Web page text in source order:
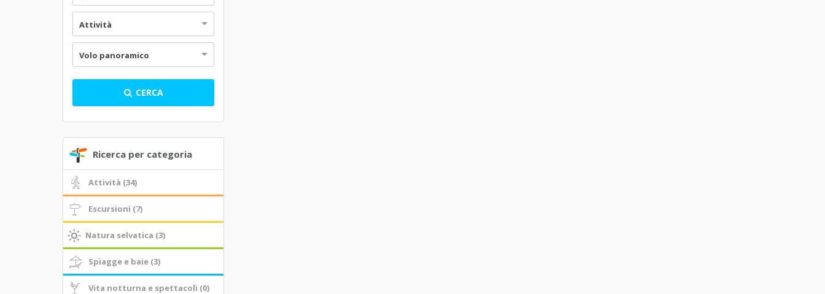
Attività
Volo panoramico
CERCA
Ricerca per categoria
Attività (34)
Escursioni (7)
Natura selvatica (3)
Spiagge e baie (3)
Vita notturna e spettacoli (0)